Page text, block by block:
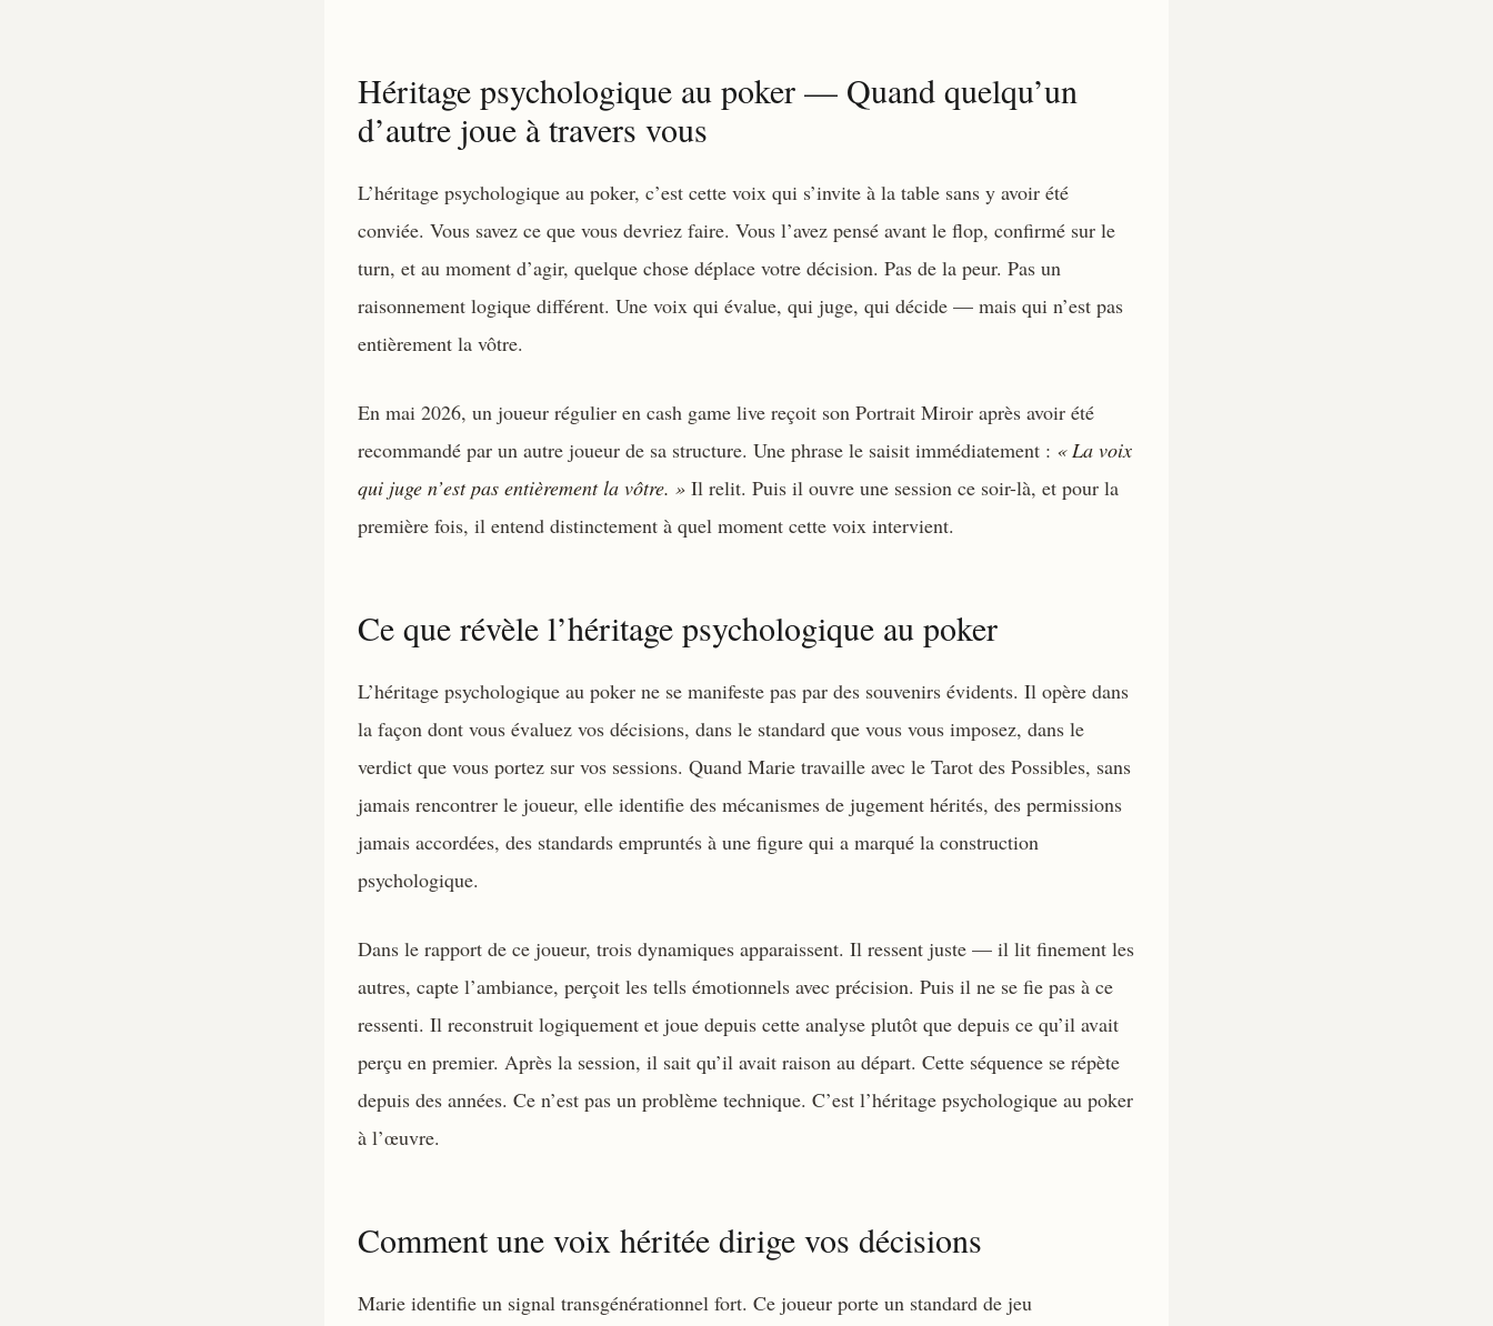
Héritage psychologique au poker — Quand quelqu’un
d’autre joue à travers vous
L’héritage psychologique au poker, c’est cette voix qui s’invite à la table sans y avoir été
conviée. Vous savez ce que vous devriez faire. Vous l’avez pensé avant le flop, confirmé sur le
turn, et au moment d’agir, quelque chose déplace votre décision. Pas de la peur. Pas un
raisonnement logique différent. Une voix qui évalue, qui juge, qui décide — mais qui n’est pas
entièrement la vôtre.
En mai 2026, un joueur régulier en cash game live reçoit son Portrait Miroir après avoir été
recommandé par un autre joueur de sa structure. Une phrase le saisit immédiatement : « La voix
qui juge n’est pas entièrement la vôtre. » Il relit. Puis il ouvre une session ce soir-là, et pour la
première fois, il entend distinctement à quel moment cette voix intervient.
Ce que révèle l’héritage psychologique au poker
L’héritage psychologique au poker ne se manifeste pas par des souvenirs évidents. Il opère dans
la façon dont vous évaluez vos décisions, dans le standard que vous vous imposez, dans le
verdict que vous portez sur vos sessions. Quand Marie travaille avec le Tarot des Possibles, sans
jamais rencontrer le joueur, elle identifie des mécanismes de jugement hérités, des permissions
jamais accordées, des standards empruntés à une figure qui a marqué la construction
psychologique.
Dans le rapport de ce joueur, trois dynamiques apparaissent. Il ressent juste — il lit finement les
autres, capte l’ambiance, perçoit les tells émotionnels avec précision. Puis il ne se fie pas à ce
ressenti. Il reconstruit logiquement et joue depuis cette analyse plutôt que depuis ce qu’il avait
perçu en premier. Après la session, il sait qu’il avait raison au départ. Cette séquence se répète
depuis des années. Ce n’est pas un problème technique. C’est l’héritage psychologique au poker
à l’œuvre.
Comment une voix héritée dirige vos décisions
Marie identifie un signal transgénérationnel fort. Ce joueur porte un standard de jeu